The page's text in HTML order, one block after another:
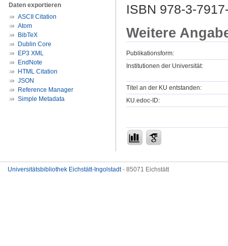
Daten exportieren
ASCII Citation
Atom
BibTeX
Dublin Core
EP3 XML
EndNote
HTML Citation
JSON
Reference Manager
Simple Metadata
ISBN 978-3-
Weitere
Publikationsform:
Institutionen der Universität:
Titel an der KU entstanden:
KU.edoc-ID:
Universitätsbibliothek Eichstätt-Ingolstadt- 85071 Eichstätt